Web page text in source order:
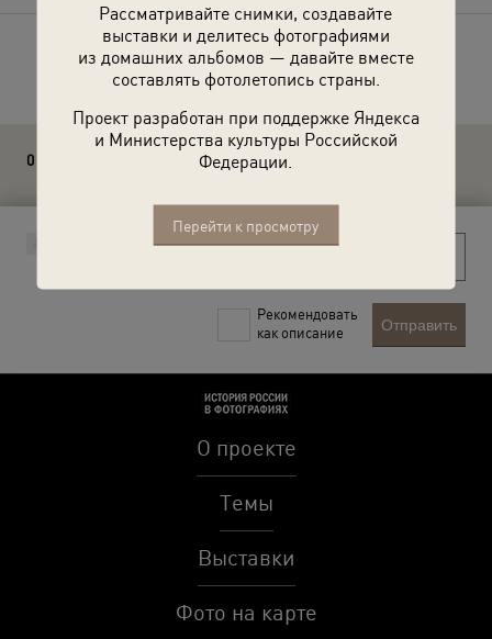
Рассматривайте снимки, создавайте
выставки и делитесь фотографиями
из домашних альбомов — давайте вместе
составлять фотолетопись страны.
Проект разработан при поддержке Яндекса
и Министерства культуры Российской
Федерации.
Перейти к просмотру
Расскажите друзьям об этом фото
0 комментариев
Рекомендовать
как описание
Отправить
О проекте
Темы
Выставки
Фото на карте